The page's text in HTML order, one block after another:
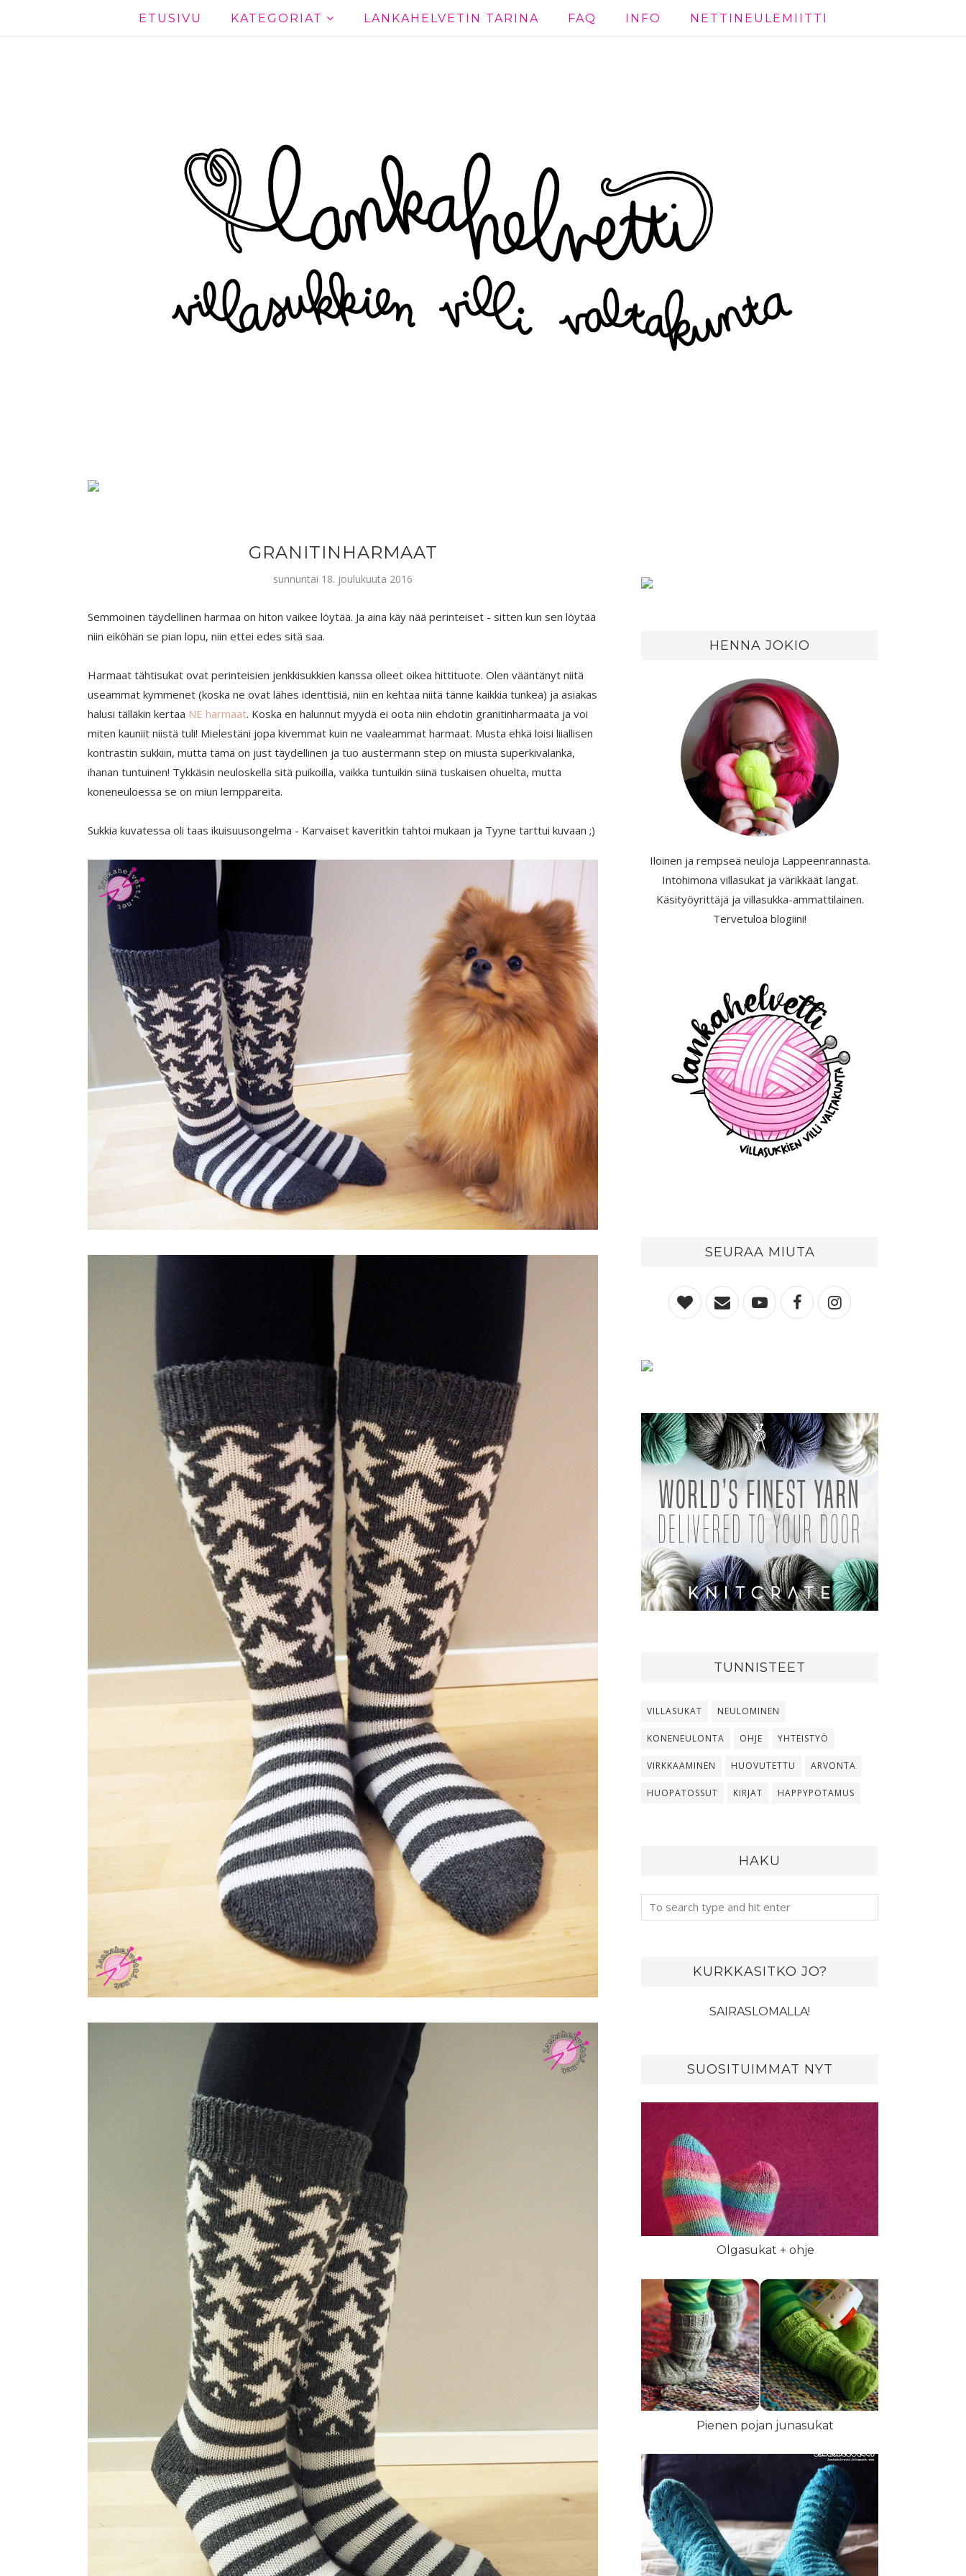
ETUSIVU KATEGORIAT LANKAHELVETIN TARINA FAQ INFO NETTINEULEMIITTI
GRANITINHARMAAT
sunnuntai 18. joulukuuta 2016
Semmoinen täydellinen harmaa on hiton vaikee löytää. Ja aina käy nää perinteiset - sitten kun sen löytää
niin eiköhän se pian lopu, niin ettei edes sitä saa.
Harmaat tähtisukat ovat perinteisien jenkkisukkien kanssa olleet oikea hittituote. Olen vääntänyt niitä
useammat kymmenet (koska ne ovat lähes identtisiä, niin en kehtaa niitä tänne kaikkia tunkea) ja asiakas
halusi tälläkin kertaa NE harmaat. Koska en halunnut myydä ei oota niin ehdotin granitinharmaata ja voi
miten kauniit niistä tuli! Mielestäni jopa kivemmat kuin ne vaaleammat harmaat. Musta ehkä loisi liiallisen
kontrastin sukkiin, mutta tämä on just täydellinen ja tuo austermann step on miusta superkivalanka,
ihanan tuntuinen! Tykkäsin neuloskella sitä puikoilla, vaikka tuntuikin siinä tuskaisen ohuelta, mutta
koneneuloessa se on miun lemppareita.
Sukkia kuvatessa oli taas ikuisuusongelma - Karvaiset kaveritkin tahtoi mukaan ja Tyyne tarttui kuvaan ;)
HENNA JOKIO
Iloinen ja rempseä neuloja Lappeenrannasta.
Intohimona villasukat ja värikkäät langat.
Käsityöyrittäjä ja villasukka-ammattilainen.
Tervetuloa blogiini!
SEURAA MIUTA
TUNNISTEET
VILLASUKAT NEULOMINEN
KONENEULONTA OHJE YHTEISTYÖ
VIRKKAAMINEN HUOVUTETTU ARVONTA
HUOPATOSSUT KIRJAT HAPPYPOTAMUS
HAKU
KURKKASITKO JO?
SAIRASLOMALLA!
SUOSITUIMMAT NYT
Olgasukat + ohje
Pienen pojan junasukat